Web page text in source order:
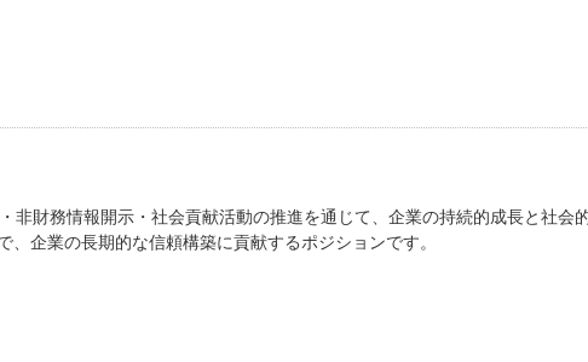
非財務情報開示・社会貢献活動の推進を通じて、企業の持続的成長と社会
企業の長期的な信頼構築に貢献するポジションです。